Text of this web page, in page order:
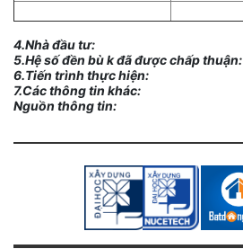
4.Nhà đầu tư:
5.Hệ số đền bù k đã được chấp thuận:
6.Tiến trình thực hiện:
7.Các thông tin khác:
Nguồn thông tin: